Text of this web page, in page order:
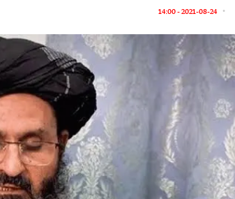
2021-08-24 - 14:00